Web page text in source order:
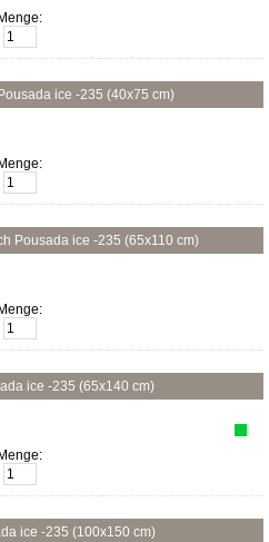
Menge:
ice -235 (40x75 cm)
Menge:
Pousada ice -235 (65x110 cm)
Menge:
ice -235 (65x140 cm)
Menge:
ice -235 (100x150 cm)